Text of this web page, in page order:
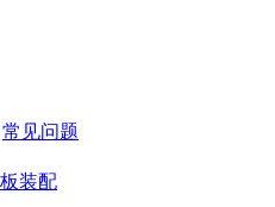
常见问题
装配